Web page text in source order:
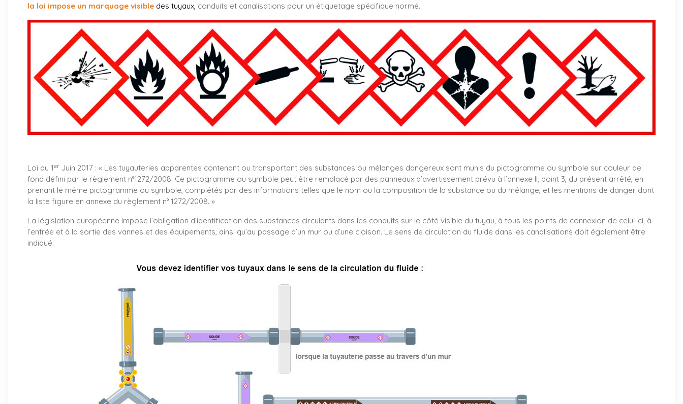
la loi impose un marquage visible des tuyaux, conduits et canalisations pour un étiquetage spécifique normé.
Loi au 1er Juin 2017 : « Les tuyauteries apparentes contenant ou transportant des substances ou mélanges dangereux sont munis du pictogramme ou symbole sur couleur de
fond défini par le règlement n°1272/2008. Ce pictogramme ou symbole peut être remplacé par des panneaux d’avertissement prévu à l’annexe II, point 3, du présent arrêté, en
prenant le même pictogramme ou symbole, complétés par des informations telles que le nom ou la composition de la substance ou du mélange, et les mentions de danger dont
la liste figure en annexe du règlement n° 1272/2008. »
La législation européenne impose l’obligation d’identification des substances circulants dans les conduits sur le côté visible du tuyau, à tous les points de connexion de celui-ci, à
l’entrée et à la sortie des vannes et des équipements, ainsi qu’au passage d’un mur ou d’une cloison. Le sens de circulation du fluide dans les canalisations doit également être
indiqué.